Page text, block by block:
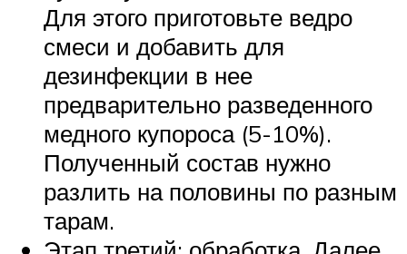
Для этого приготовьте ведро
смеси и добавить для
дезинфекции в нее
предварительно разведенного
медного купороса (5-10%).
Полученный состав нужно
разлить на половины по разным
тарам.